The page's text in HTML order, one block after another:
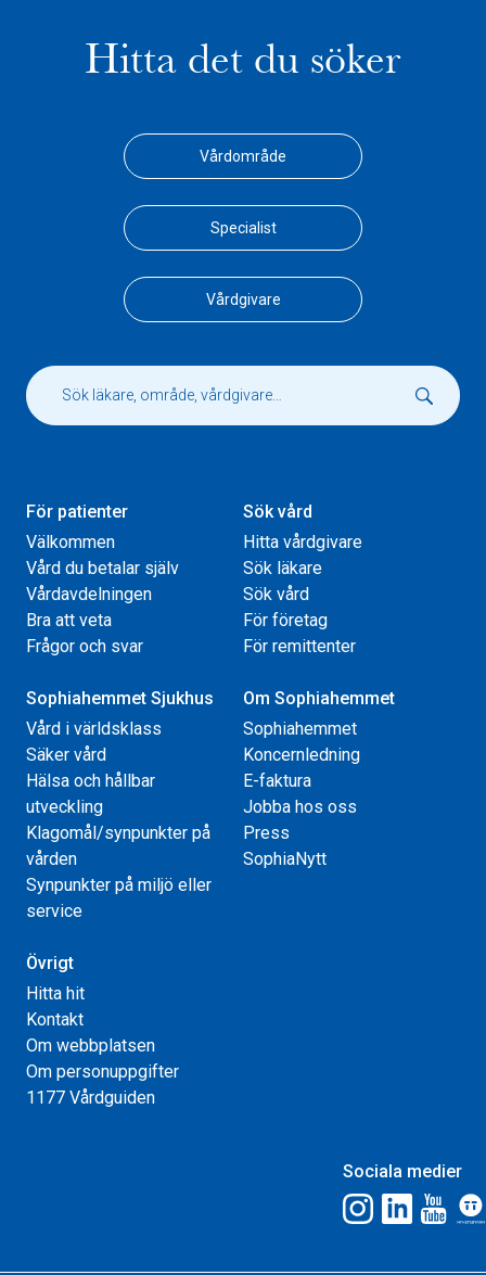
Hitta det du söker
Vårdområde
Specialist
Vårdgivare
För patienter
Välkommen
Vård du betalar själv
Vårdavdelningen
Bra att veta
Frågor och svar
Sök vård
Hitta vårdgivare
Sök läkare
Sök vård
För företag
För remittenter
Sophiahemmet Sjukhus
Vård i världsklass
Säker vård
Hälsa och hållbar
utveckling
Klagomål/synpunkter på
vården
Synpunkter på miljö eller
service
Om Sophiahemmet
Sophiahemmet
Koncernledning
E-faktura
Jobba hos oss
Press
SophiaNytt
Övrigt
Hitta hit
Kontakt
Om webbplatsen
Om personuppgifter
1177 Vårdguiden
Sociala medier